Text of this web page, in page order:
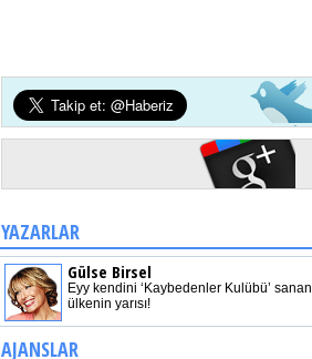
YAZARLAR
Gülse Birsel
Eyy kendini ‘Kaybedenler Kulübü’ sanan
ülkenin yarısı!
AJANSLAR